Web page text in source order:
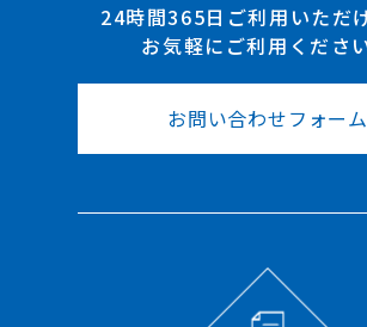
24時間365日ご利用いただけ
お気軽にご利用ください
お問い合わせフォーム